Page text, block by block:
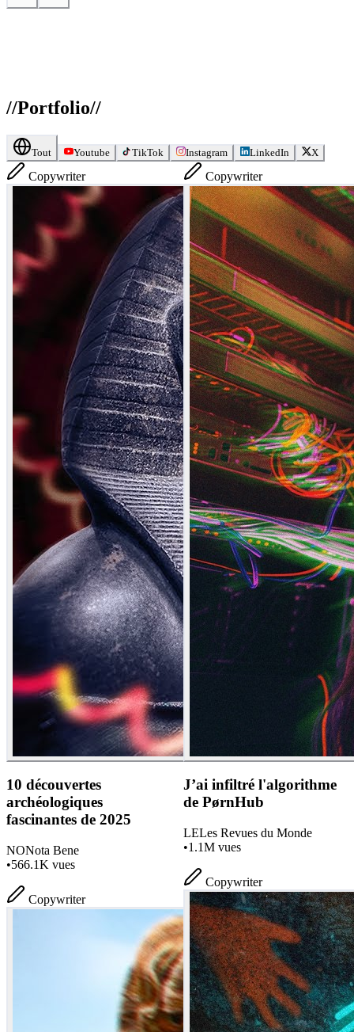
//Portfolio//
Tout Youtube TikTok Instagram LinkedIn X
Copywriter
10 découvertes
archéologiques
fascinantes de 2025
NONota Bene
•566.1K vues
Copywriter
Copywriter
J’ai infiltré l'algorithme
de PørnHub
LELes Revues du Monde
•1.1M vues
Copywriter